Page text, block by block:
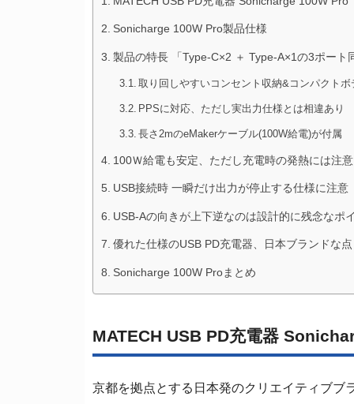
Sonicharge 100W Pro製品仕様
製品の特長 「Type-C×2 ＋ Type-A×1の3ポート
取り回しやすいコンセント収納&コンパクトボ
PPSに対応、ただし実出力仕様とは相違あり
長さ2mのeMakerケーブル(100W給電)が付属
100Ｗ給電も安定、ただし充電時の発熱には注意
USB接続時 一瞬だけ出力が停止する仕様に注意
USB-Aの向きが上下逆なのは設計的に残念なポ
優れた仕様のUSB PD充電器、日本ブランドな
Sonicharge 100W Proまとめ
MATECH USB PD充電器
京都を拠点とする日本発のクリエイティブブ